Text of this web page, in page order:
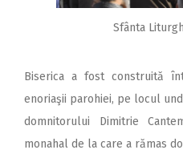
Sfânta
Biserica a fost construită
enoriaşii parohiei, pe locul
domnitorului Dimitrie
monahal de la care a rămas